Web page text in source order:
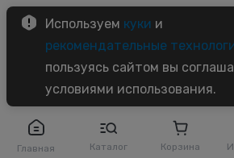
Главная Каталог Корзина
Используем куки и
рекомендательные
пользуясь сайтом вы
условиями использования.